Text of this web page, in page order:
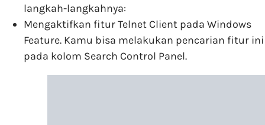
langkah-langkahnya:
Mengaktifkan fitur Telnet Client pada Windows
Feature. Kamu bisa melakukan pencarian fitur ini
pada kolom Search Control Panel.